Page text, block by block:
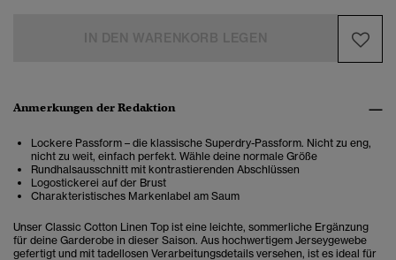
Anmerkungen der Redaktion
Lockere Passform – die klassische Superdry-Passform. Nicht zu eng,
nicht zu weit, einfach perfekt. Wähle deine normale Größe
Rundhalsausschnitt mit kontrastierenden Abschlüssen
Logostickerei auf der Brust
Charakteristisches Markenlabel am Saum
Unser Classic Cotton Linen Top ist eine leichte, sommerliche Ergänzung
für deine Garderobe in dieser Saison. Aus hochwertigem Jerseygewebe
gefertigt und mit tadellosen Verarbeitungsdetails versehen, ist es ideal für